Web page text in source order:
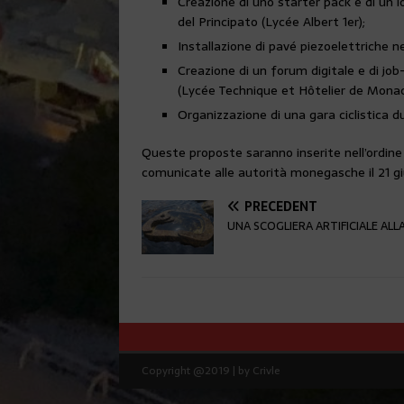
del Principato (Lycée Albert 1er);
Installazione di pavé piezoelettriche
Creazione di un forum digitale e di
(Lycée Technique et Hôtelier de
Organizzazione di una gara ciclistica
Queste proposte saranno inserite
comunicate alle autorità monegasche il 21
PRÉCÉDENT
UNA SCOGLIERA ARTIFICIALE
Copyright @2019 | by Crivle